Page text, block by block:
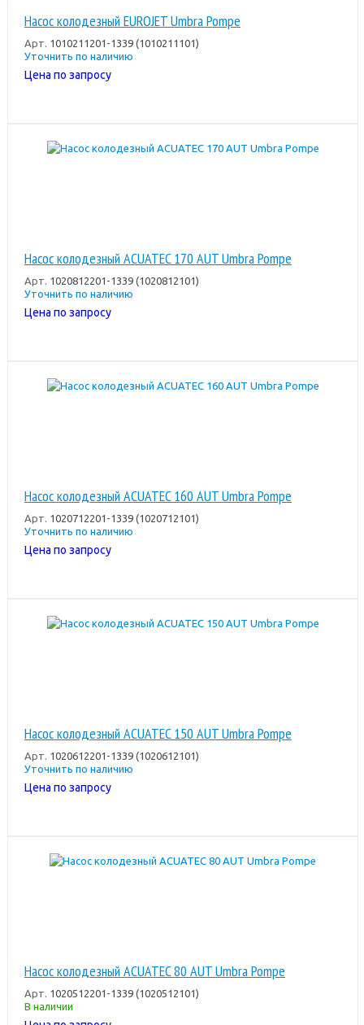
Насос колодезный EUROJET Umbra Pompe
Арт. 1010211201-1339 (1010211101)
Уточнить по наличию
Цена по запросу
Насос колодезный ACUATEC 170 AUT Umbra Pompe
Арт. 1020812201-1339 (1020812101)
Уточнить по наличию
Цена по запросу
Насос колодезный ACUATEC 160 AUT Umbra Pompe
Арт. 1020712201-1339 (1020712101)
Уточнить по наличию
Цена по запросу
Насос колодезный ACUATEC 150 AUT Umbra Pompe
Арт. 1020612201-1339 (1020612101)
Уточнить по наличию
Цена по запросу
Насос колодезный ACUATEC 80 AUT Umbra Pompe
Арт. 1020512201-1339 (1020512101)
В наличии